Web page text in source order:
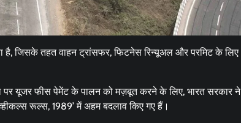
जिसके तहत वाहन ट्रांसफर, फिटनेस रिन्यूअल और परमिट के लिए
पर यूजर फीस पेमेंट के पालन को मज़बूत करने के लिए, भारत सरकार ने
रूल्स, 1989’ में अहम बदलाव किए गए हैं।